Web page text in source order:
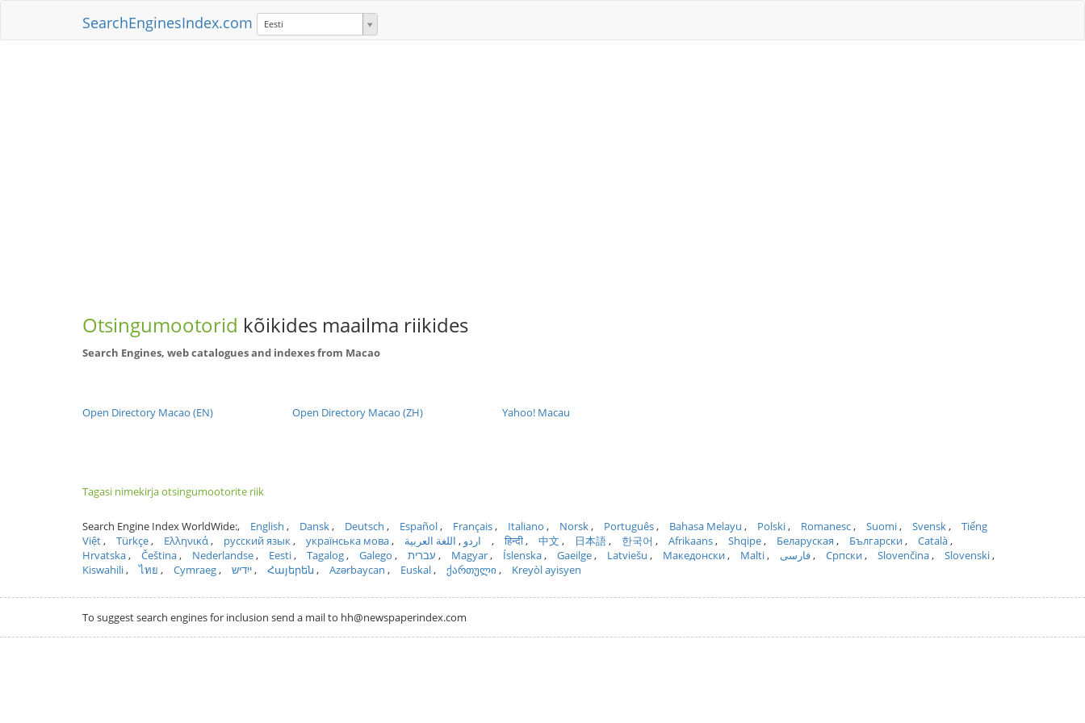
SearchEnginesIndex.com Eesti
Otsingumootorid kõikides maailma riikides
Search Engines, web catalogues and indexes from Macao
Open Directory Macao (EN) Open Directory Macao (ZH) Yahoo! Macau
Tagasi nimekirja otsingumootorite riik
Search Engine Index WorldWide: English Dansk Deutsch Español Français Italiano Norsk Português Bahasa Melayu Polski Romanesc Suomi Svensk
Tiếng
Việt
Türkçe Ελληνικά русский язык українська мова اردو اللغة العربية हिन्दी 中文 日本語 한국어 Afrikaans Shqipe Беларуская Български
Català
Hrvatska
Čeština Nederlandse Eesti Tagalog Galego עברית Magyar Íslenska Gaeilge Latviešu Македонски Malti فارسی Српски Slovenčina
Slovenski
Kiswahili
ไทย Cymraeg ייִדיש Հայերեն Azərbaycan Euskal ქართული Kreyòl ayisyen
To suggest search engines for inclusion send a mail to hh@newspaperindex.com